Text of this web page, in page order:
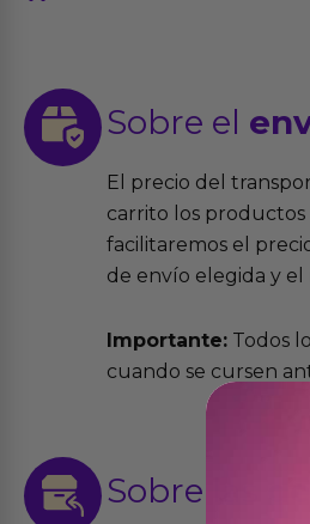
Sobre el
El precio del
carrito los productos
facilitaremos el
de envío elegida y el
Importante: Todos
cuando se cursen
Sobre las